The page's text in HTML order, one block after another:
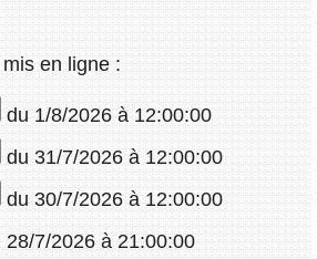
en ligne :
du 1/8/2026 à 12:00:00
du 31/7/2026 à 12:00:00
du 30/7/2026 à 12:00:00
28/7/2026 à 21:00:00